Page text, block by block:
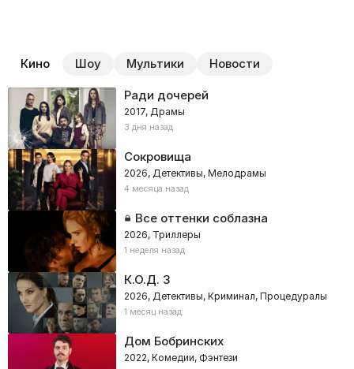
Кино Шоу Мультики Новости
Ради дочерей
2017, Драмы
3 дня назад
Сокровища
2026, Детективы, Мелодрамы
4 месяца назад
Все оттенки соблазна
2026, Триллеры
1 неделя назад
К.О.Д. 3
2026, Детективы, Криминал, Процедуралы
1 месяц назад
Дом Бобринских
2022, Комедии, Фэнтези